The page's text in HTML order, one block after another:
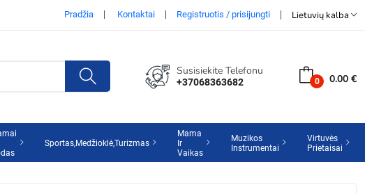
Pradžia Kontaktai Registruotis / prisijungti Lietuvių kalba
Susisiekite Telefonu
+37068363682 0.00 €
Sportas,Medžioklė,Turizmas
Mama
Ir
Vaikas
Muzikos
Instrumentai
Virtuvės
Prietaisai